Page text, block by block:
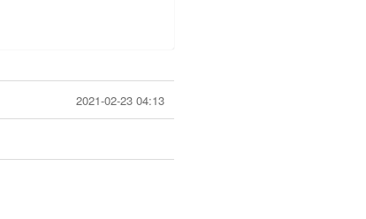
2021-02-23 04:13